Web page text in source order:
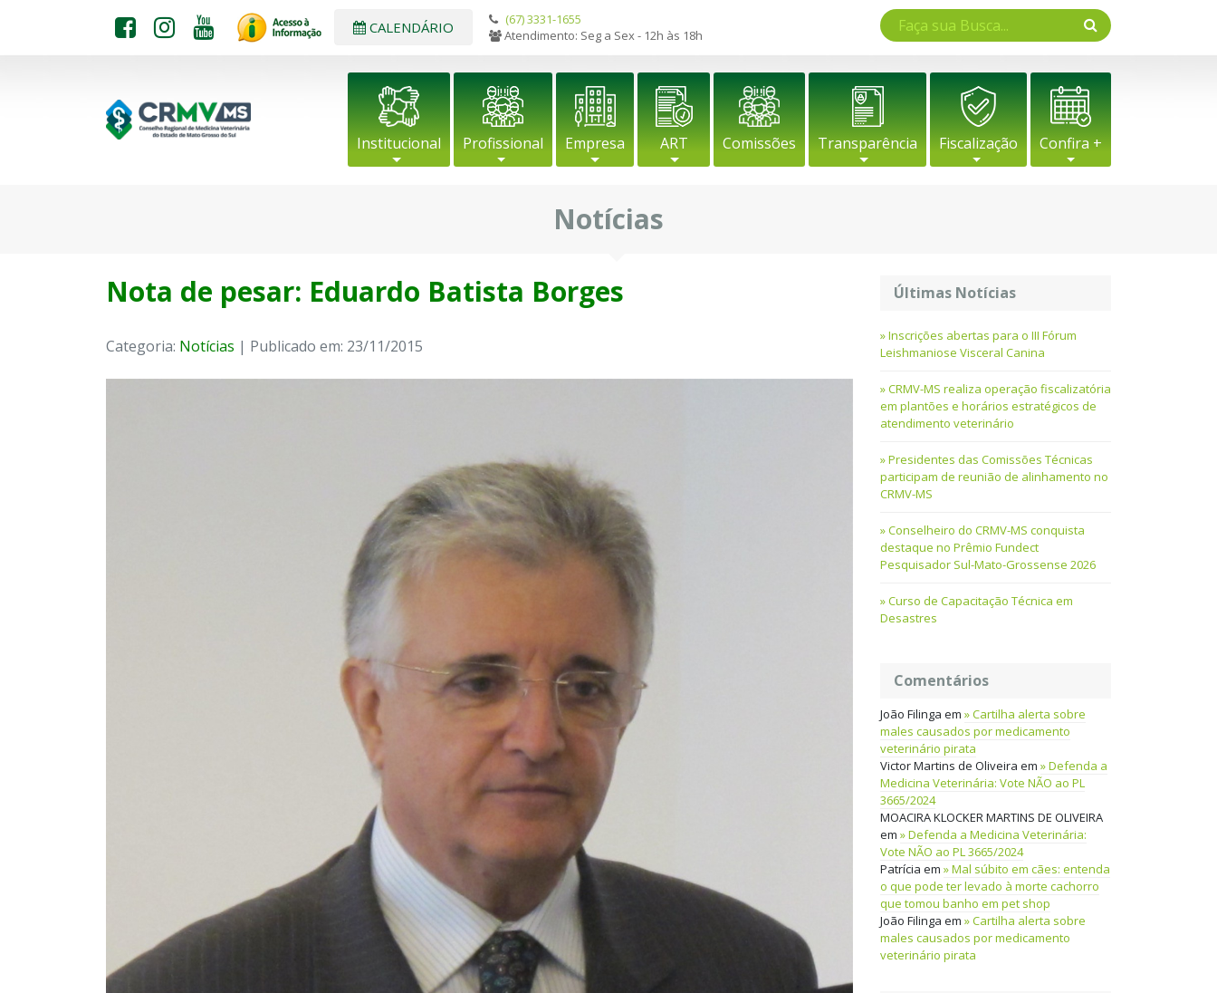
CALENDÁRIO
(67) 3331-1655
Atendimento: Seg a Sex - 12h às 18h
Institucional Profissional Empresa ART Comissões Transparência Fiscalização Confira +
Notícias
Nota de pesar: Eduardo Batista Borges
Categoria: Notícias | Publicado em: 23/11/2015
Últimas Notícias
Inscrições abertas para o III Fórum
Leishmaniose Visceral Canina
CRMV-MS realiza operação fiscalizatória
em plantões e horários estratégicos de
atendimento veterinário
Presidentes das Comissões Técnicas
participam de reunião de alinhamento no
CRMV-MS
Conselheiro do CRMV-MS conquista
destaque no Prêmio Fundect
Pesquisador Sul-Mato-Grossense 2026
Curso de Capacitação Técnica em
Desastres
Comentários
João Filinga em
Cartilha alerta sobre
males causados por medicamento
veterinário pirata
Victor Martins de Oliveira em
Defenda a
Medicina Veterinária: Vote NÃO ao PL
3665/2024
MOACIRA KLOCKER MARTINS DE OLIVEIRA
em
Defenda a Medicina Veterinária:
Vote NÃO ao PL 3665/2024
Patrícia em
Mal súbito em cães: entenda
o que pode ter levado à morte cachorro
que tomou banho em pet shop
João Filinga em
Cartilha alerta sobre
males causados por medicamento
veterinário pirata